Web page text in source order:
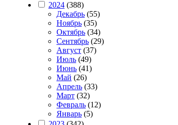
2024 (388)
Декабрь (55)
Ноябрь (35)
Октябрь (34)
Сентябрь (29)
Август (37)
Июль (49)
Июнь (41)
Май (26)
Апрель (33)
Март (32)
Февраль (12)
Январь (5)